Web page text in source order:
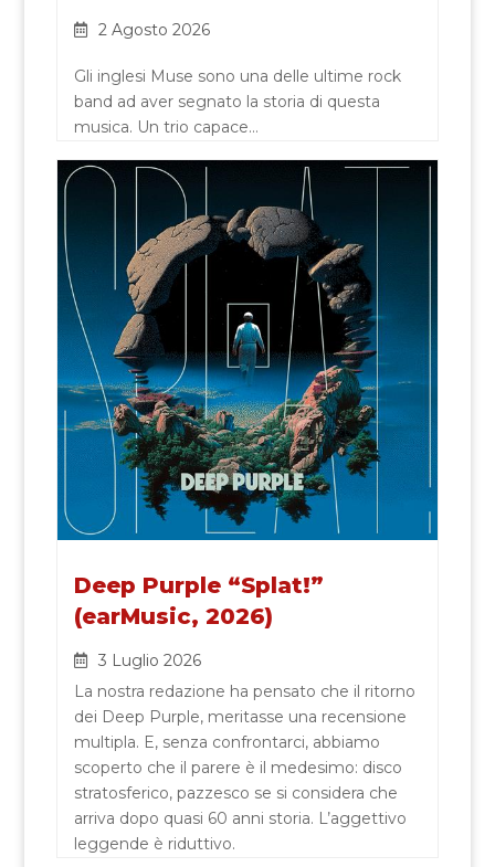
2 Agosto 2026
Gli inglesi Muse sono una delle ultime rock
band ad aver segnato la storia di questa
musica. Un trio capace…
Deep Purple “Splat!”
(earMusic, 2026)
3 Luglio 2026
La nostra redazione ha pensato che il ritorno
dei Deep Purple, meritasse una recensione
multipla. E, senza confrontarci, abbiamo
scoperto che il parere è il medesimo: disco
stratosferico, pazzesco se si considera che
arriva dopo quasi 60 anni storia. L’aggettivo
leggende è riduttivo.